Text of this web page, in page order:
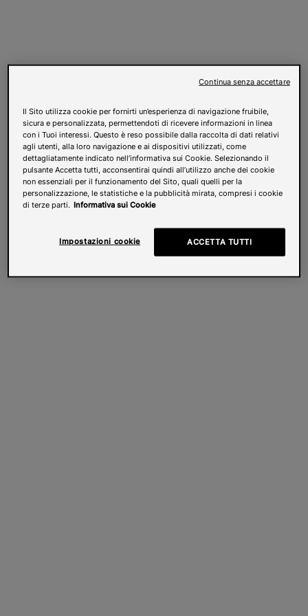
Il Sito utilizza cookie per fornirti un’esperienza di navigazione fruibile,
sicura e personalizzata, permettendoti di ricevere informazioni in linea
con i Tuoi interessi. Questo è reso possibile dalla raccolta di dati relativi
agli utenti, alla loro navigazione e ai dispositivi utilizzati, come
dettagliatamente indicato nell’informativa sui Cookie. Selezionando il
pulsante Accetta tutti, acconsentirai quindi all’utilizzo anche dei cookie
non essenziali per il funzionamento del Sito, quali quelli per la
personalizzazione, le statistiche e la pubblicità mirata, compresi i cookie
di terze parti. Informativa sui Cookie
Impostazioni cookie ACCETTA TUTTI
Continua senza accettare